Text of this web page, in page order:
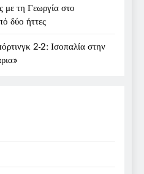
τη Γεωργία στο
δύο ήττες
2-2: Ισοπαλία στην